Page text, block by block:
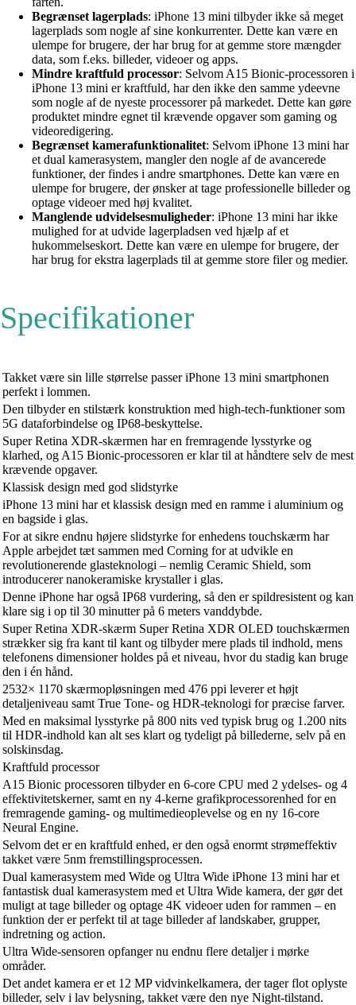
Begrænset lagerplads: iPhone 13 mini tilbyder ikke så meget
lagerplads som nogle af sine konkurrenter. Dette kan være en
ulempe for brugere, der har brug for at gemme store mængder
data, som f.eks. billeder, videoer og apps.
Mindre kraftfuld processor: Selvom A15 Bionic-processoren i
iPhone 13 mini er kraftfuld, har den ikke den samme ydeevne
som nogle af de nyeste processorer på markedet. Dette kan gøre
produktet mindre egnet til krævende opgaver som gaming og
videoredigering.
Begrænset kamerafunktionalitet: Selvom iPhone 13 mini har
et dual kamerasystem, mangler den nogle af de avancerede
funktioner, der findes i andre smartphones. Dette kan være en
ulempe for brugere, der ønsker at tage professionelle billeder og
optage videoer med høj kvalitet.
Manglende udvidelsesmuligheder: iPhone 13 mini har ikke
mulighed for at udvide lagerpladsen ved hjælp af et
hukommelseskort. Dette kan være en ulempe for brugere, der
har brug for ekstra lagerplads til at gemme store filer og medier.
Specifikationer
Takket være sin lille størrelse passer iPhone 13 mini smartphonen
perfekt i lommen.
Den tilbyder en stilstærk konstruktion med high-tech-funktioner som
5G dataforbindelse og IP68-beskyttelse.
Super Retina XDR-skærmen har en fremragende lysstyrke og
klarhed, og A15 Bionic-processoren er klar til at håndtere selv de mest
krævende opgaver.
Klassisk design med god slidstyrke
iPhone 13 mini har et klassisk design med en ramme i aluminium og
en bagside i glas.
For at sikre endnu højere slidstyrke for enhedens touchskærm har
Apple arbejdet tæt sammen med Corning for at udvikle en
revolutionerende glasteknologi – nemlig Ceramic Shield, som
introducerer nanokeramiske krystaller i glas.
Denne iPhone har også IP68 vurdering, så den er spildresistent og kan
klare sig i op til 30 minutter på 6 meters vanddybde.
Super Retina XDR-skærm Super Retina XDR OLED touchskærmen
strækker sig fra kant til kant og tilbyder mere plads til indhold, mens
telefonens dimensioner holdes på et niveau, hvor du stadig kan bruge
den i én hånd.
2532× 1170 skærmopløsningen med 476 ppi leverer et højt
detaljeniveau samt True Tone- og HDR-teknologi for præcise farver.
Med en maksimal lysstyrke på 800 nits ved typisk brug og 1.200 nits
til HDR-indhold kan alt ses klart og tydeligt på billederne, selv på en
solskinsdag.
Kraftfuld processor
A15 Bionic processoren tilbyder en 6-core CPU med 2 ydelses- og 4
effektivitetskerner, samt en ny 4-kerne grafikprocessorenhed for en
fremragende gaming- og multimedieoplevelse og en ny 16-core
Neural Engine.
Selvom det er en kraftfuld enhed, er den også enormt strømeffektiv
takket være 5nm fremstillingsprocessen.
Dual kamerasystem med Wide og Ultra Wide iPhone 13 mini har et
fantastisk dual kamerasystem med et Ultra Wide kamera, der gør det
muligt at tage billeder og optage 4K videoer uden for rammen – en
funktion der er perfekt til at tage billeder af landskaber, grupper,
indretning og action.
Ultra Wide-sensoren opfanger nu endnu flere detaljer i mørke
områder.
Det andet kamera er et 12 MP vidvinkelkamera, der tager flot oplyste
billeder, selv i lav belysning, takket være den nye Night-tilstand.